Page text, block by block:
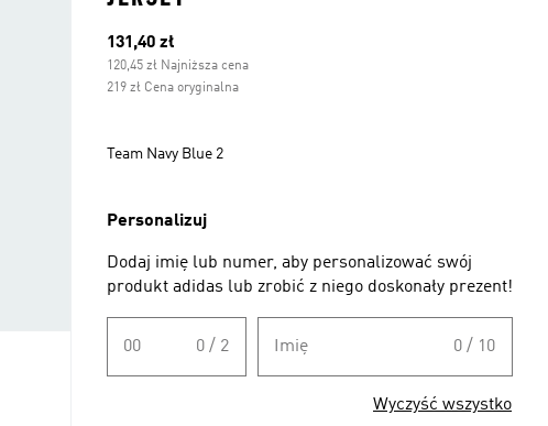
Bieżąca cena
131,40 zł
120,45 zł Najniższa cena
219 zł Cena oryginalna
Team Navy Blue 2
Personalizuj
Dodaj imię lub numer, aby personalizować swój
produkt adidas lub zrobić z niego doskonały prezent!
00 0 / 2 Imię 0 / 10
Wyczyść wszystko